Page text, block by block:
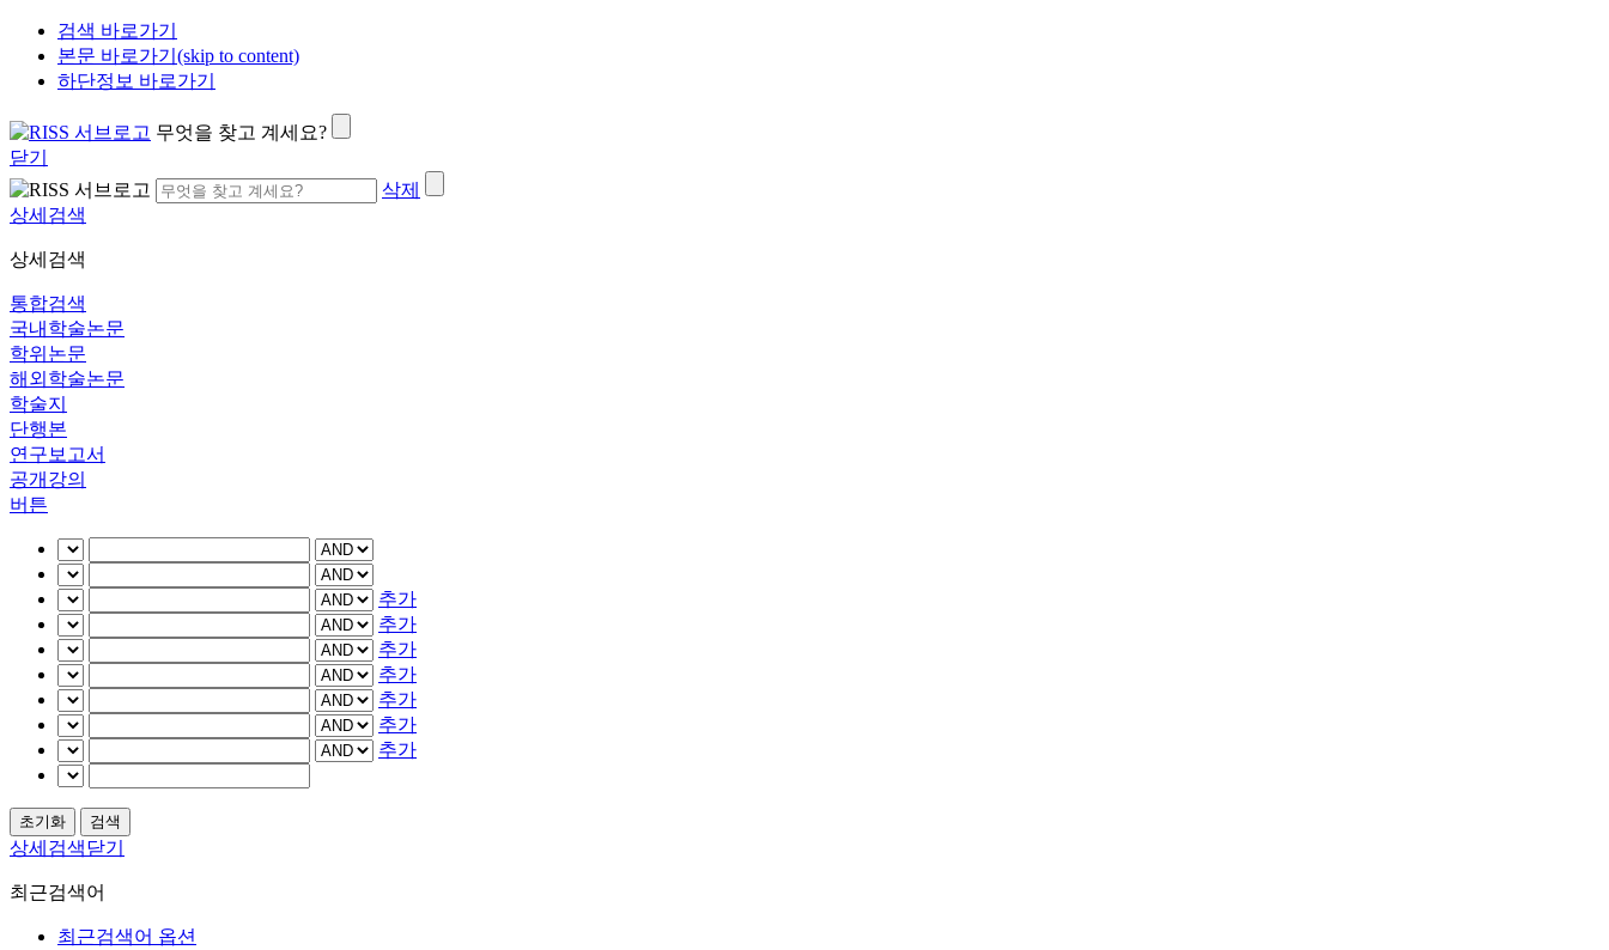
검색 바로가기
본문 바로가기(skip to content)
하단정보 바로가기
무엇을 찾고 계세요?
닫기
삭제
상세검색
상세검색
통합검색
국내학술논문
학위논문
해외학술논문
학술지
단행본
연구보고서
공개강의
버튼
추가
추가
추가
추가
추가
추가
추가
상세검색닫기
최근검색어
최근검색어 옵션